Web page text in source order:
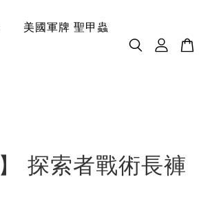
美國軍牌 聖甲蟲
探索者戰術長褲